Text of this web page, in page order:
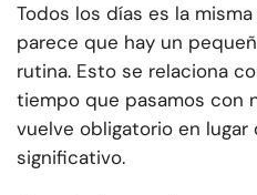
Todos los días es la
parece que hay un
rutina. Esto se relaciona
tiempo que pasamos con
vuelve obligatorio en
significativo.